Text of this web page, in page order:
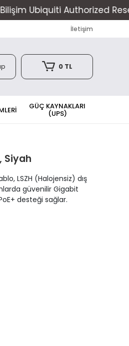
Authorized Reseller
İletişim
0 TL
GÜÇ KAYNAKLARI
(UPS)
Siyah
LSZH (Halojensiz) dış
güvenilir Gigabit
desteği sağlar.